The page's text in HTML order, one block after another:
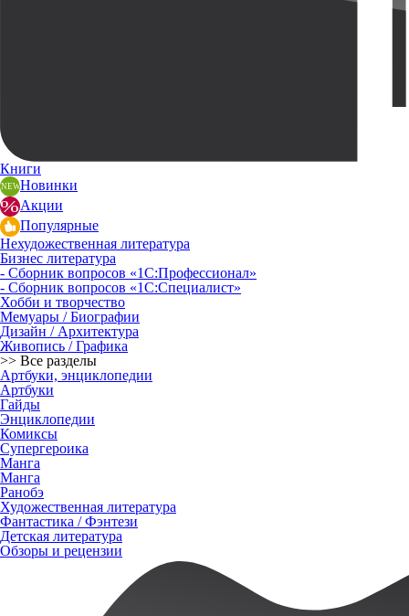
Книги
Новинки
Акции
Популярные
Нехудожественная литература
Бизнес литература
- Сборник вопросов «1С:Профессионал»
- Сборник вопросов «1С:Специалист»
Хобби и творчество
Мемуары / Биографии
Дизайн / Архитектура
Живопись / Графика
>> Все разделы
Артбуки, энциклопедии
Артбуки
Гайды
Энциклопедии
Комиксы
Супергероика
Манга
Манга
Ранобэ
Художественная литература
Фантастика / Фэнтези
Детская литература
Обзоры и рецензии